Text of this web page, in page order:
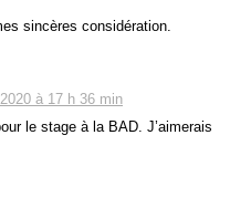
sincères considération.
à 17 h 36 min
le stage à la BAD. J’aimerais